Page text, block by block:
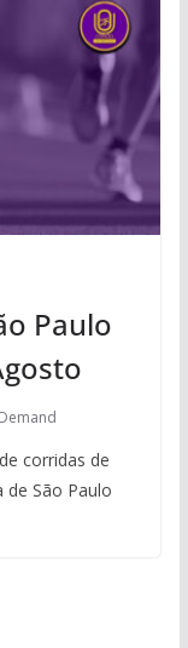
Paulo
corridas de
São Paulo